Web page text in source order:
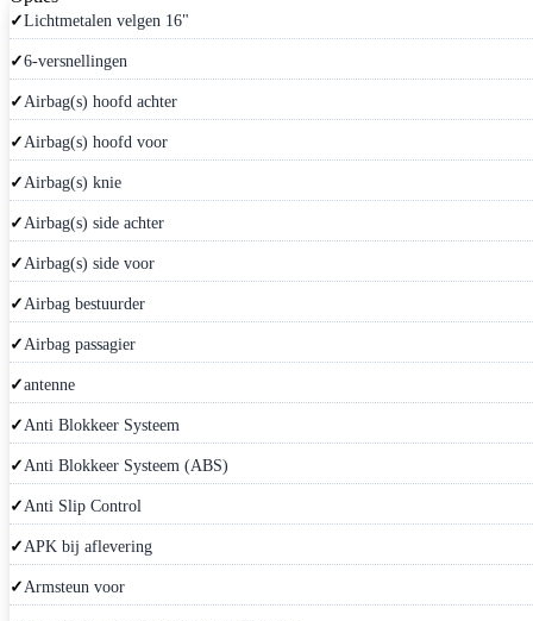
Lichtmetalen velgen 16"
6-versnellingen
Airbag(s) hoofd achter
Airbag(s) hoofd voor
Airbag(s) knie
Airbag(s) side achter
Airbag(s) side voor
Airbag bestuurder
Airbag passagier
antenne
Anti Blokkeer Systeem
Anti Blokkeer Systeem (ABS)
Anti Slip Control
APK bij aflevering
Armsteun voor